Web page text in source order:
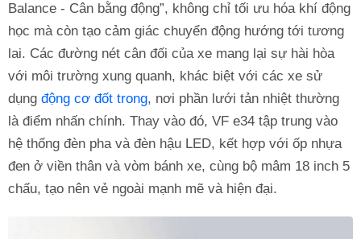
Balance - Cân bằng động”, không chỉ tối ưu hóa khí động
học mà còn tạo cảm giác chuyển động hướng tới tương
lai. Các đường nét cân đối của xe mang lại sự hài hòa
với môi trường xung quanh, khác biệt với các xe sử
dụng động cơ đốt trong, nơi phần lưới tản nhiệt thường
là điểm nhấn chính. Thay vào đó, VF e34 tập trung vào
hệ thống đèn pha và đèn hậu LED, kết hợp với ốp nhựa
đen ở viền thân và vòm bánh xe, cùng bộ mâm 18 inch 5
chấu, tạo nên vẻ ngoài mạnh mẽ và hiện đại.